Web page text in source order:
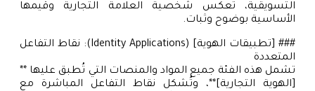
التسويقية، تعكس شخصية العلامة التجارية وقيمها
الأساسية بوضوح وثبات.
### [تطبيقات الهوية] (Identity Applications): نقاط التفاعل
المتعددة
تشمل هذه الفئة جميع المواد والمنصات التي تُطبق عليها **
[الهوية التجارية]**، وتُشكل نقاط التفاعل المباشرة مع